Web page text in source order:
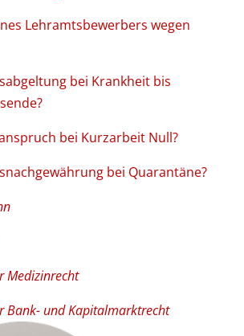
Lehramtsbewerbers wegen
bei Krankheit bis
bei Kurzarbeit Null?
bei Quarantäne?
Medizinrecht
Bank- und Kapitalmarktrecht